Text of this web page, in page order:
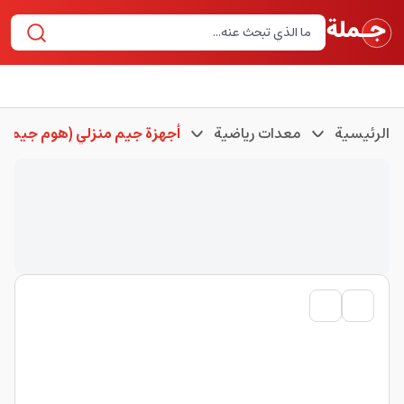
الرئيسية معدات رياضية أجهزة جيم منزلي (هوم جيم)